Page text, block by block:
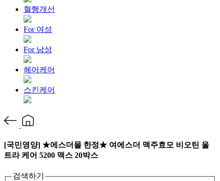
혈행개선
For 여성
For 남성
헤어케어
스킨케어
[국민영양] ★에스더몰 한정★ 여에스더 맥주효모 비오틴 울
트라 케어 5200 맥스 20박스
검색하기